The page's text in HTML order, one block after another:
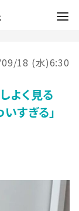
18 (水)6:30
よく見る
すぎる」